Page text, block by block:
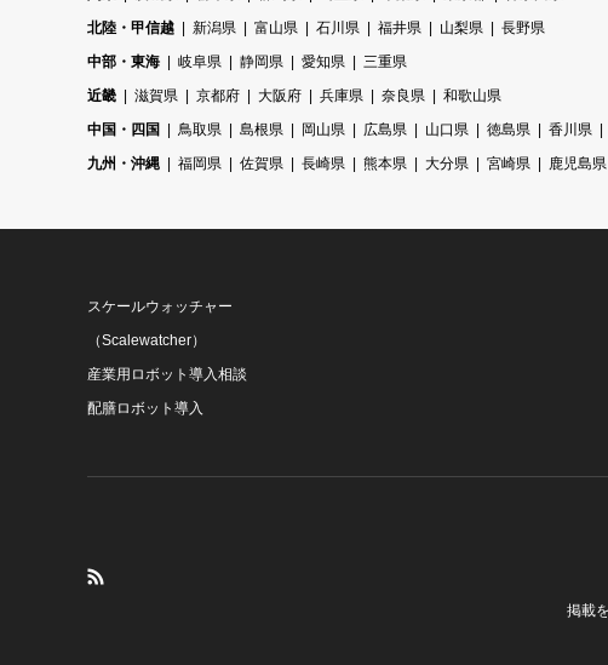
北陸・甲信越
新潟県 富山県 石川県 福井県 山梨県
長野県
中部・東海
岐阜県 静岡県 愛知県
三重県
近畿
滋賀県 京都府 大阪府 兵庫県 奈良県
和歌山県
中国・四国
鳥取県 島根県 岡山県 広島県 山口県 徳島県 香川県
九州・沖縄
福岡県 佐賀県 長崎県 熊本県 大分県 宮崎県 鹿児島県
スケールウォッチャー
（Scalewatcher）
産業用ロボット導入相談
配膳ロボット導入
掲載